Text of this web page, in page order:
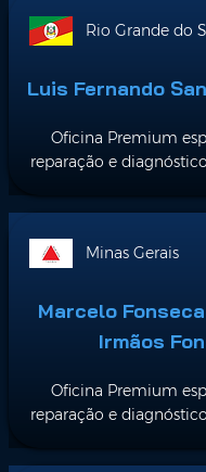
Rio Grande do
Luis Fernando
Oficina Premium
reparação e
Minas Gerais
Marcelo
Irmãos
Oficina Premium
reparação e